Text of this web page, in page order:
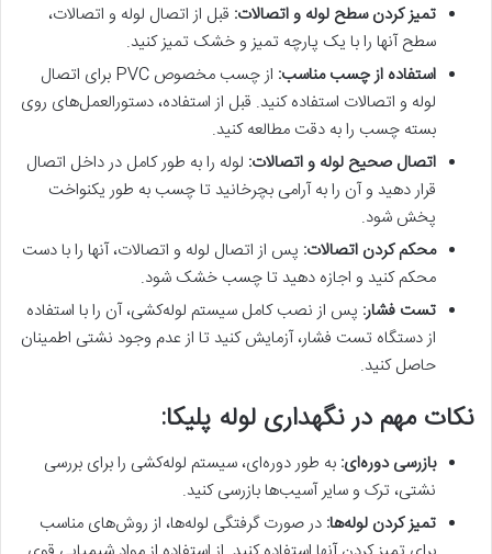
تمیز کردن سطح لوله و اتصالات: قبل از اتصال لوله و اتصالات،
سطح آنها را با یک پارچه تمیز و خشک تمیز کنید.
استفاده از چسب مناسب:
از چسب مخصوص PVC برای اتصال
لوله و اتصالات استفاده کنید. قبل از استفاده، دستورالعمل‌های روی
بسته چسب را به دقت مطالعه کنید.
اتصال صحیح لوله و اتصالات: لوله را به طور کامل در داخل اتصال
قرار دهید و آن را به آرامی بچرخانید تا چسب به طور یکنواخت
پخش شود.
محکم کردن اتصالات: پس از اتصال لوله و اتصالات، آنها را با دست
محکم کنید و اجازه دهید تا چسب خشک شود.
تست فشار: پس از نصب کامل سیستم لوله‌کشی، آن را با استفاده
از دستگاه تست فشار، آزمایش کنید تا از عدم وجود نشتی اطمینان
حاصل کنید.
نکات مهم در نگهداری لوله پلیکا:
بازرسی دوره‌ای: به طور دوره‌ای، سیستم لوله‌کشی را برای بررسی
نشتی، ترک و سایر آسیب‌ها بازرسی کنید.
تمیز کردن لوله‌ها: در صورت گرفتگی لوله‌ها، از روش‌های مناسب